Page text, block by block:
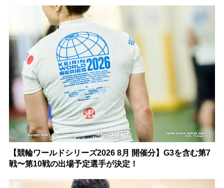
【競輪ワールドシリーズ2026 8月 開催分】G3を含む第7
戦〜第10戦の出場予定選手が決定！